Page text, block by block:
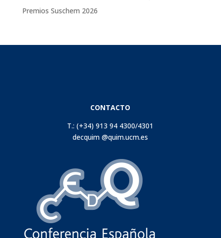
Premios Suschem 2026
CONTACTO
T.: (+34) 913 94 4300/4301
decquim @quim.ucm.es